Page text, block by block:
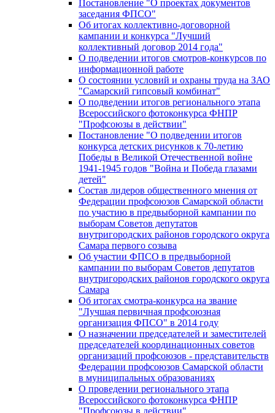
Постановление "О проектах документов
заседания ФПСО"
Об итогах коллективно-договорной
кампании и конкурса "Лучший
коллективный договор 2014 года"
О подведении итогов смотров-конкурсов по
информационной работе
О состоянии условий и охраны труда на ЗАО
"Самарский гипсовый комбинат"
О подведении итогов регионального этапа
Всероссийского фотоконкурса ФНПР
"Профсоюзы в действии"
Постановление "О подведении итогов
конкурса детских рисунков к 70-летию
Победы в Великой Отечественной войне
1941-1945 годов "Война и Победа глазами
детей"
Состав лидеров общественного мнения от
Федерации профсоюзов Самарской области
по участию в предвыборной кампании по
выборам Советов депутатов
внутригородских районов городского округа
Самара первого созыва
Об участии ФПСО в предвыборной
кампании по выборам Советов депутатов
внутригородских районов городского округа
Самара
Об итогах смотра-конкурса на звание
"Лучшая первичная профсоюзная
организация ФПСО" в 2014 году
О назначении председателей и заместителей
председателей координационных советов
организаций профсоюзов - представительств
Федерации профсоюзов Самарской области
в муниципальных образованиях
О проведении регионального этапа
Всероссийского фотоконкурса ФНПР
"Профсоюзы в действии"